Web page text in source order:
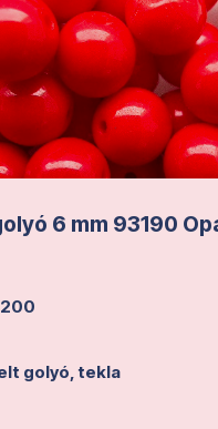
6 mm 93190
golyó, tekla